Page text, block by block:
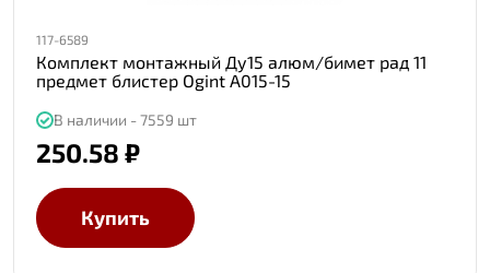
117-6589
Комплект монтажный Ду15 алюм/бимет рад 11
предмет блистер Ogint А015-15
В наличии - 7559 шт
250.58 ₽
Купить